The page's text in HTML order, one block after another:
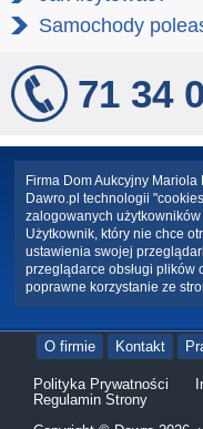
Samochody
71 34
Firma Dom Aukcyjny
Dawro.pl technologii
zalogowanych
Użytkownik, który nie chce
ustawienia swojej
przeglądarce obsługi
poprawne korzystanie ze
O firmie Kontakt
Polityka Prywatności
Regulamin Strony